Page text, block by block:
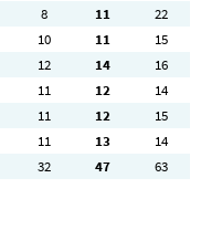
8 11
22
10 11
15
12 14
16
11 12
14
11 12
15
11 13
14
32 47 63